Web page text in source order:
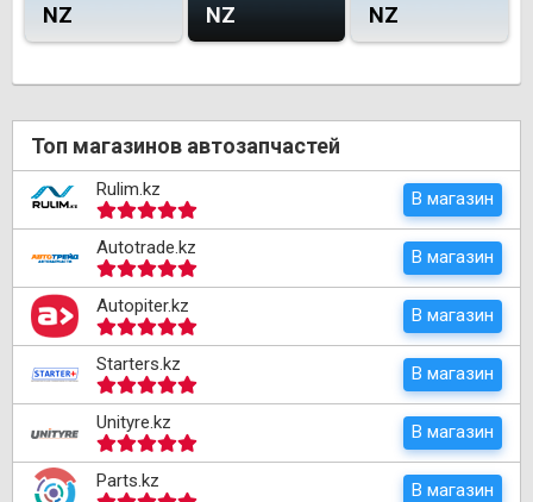
NZ
NZ
NZ
Топ магазинов автозапчастей
Rulim.kz В магазин
Autotrade.kz В магазин
Autopiter.kz В магазин
Starters.kz В магазин
Unityre.kz В магазин
Parts.kz В магазин